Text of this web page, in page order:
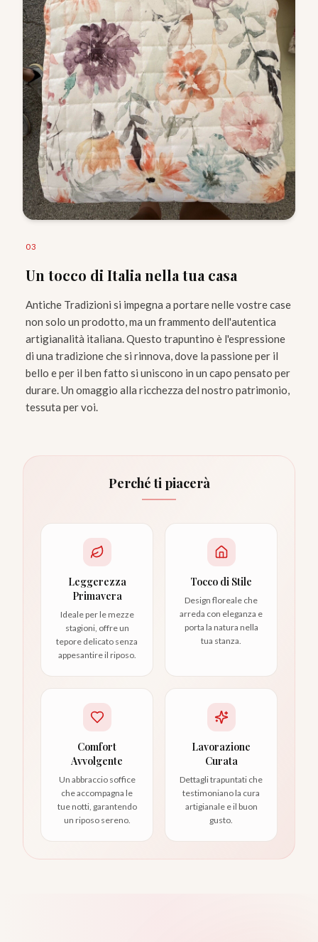
03
Un tocco di Italia nella tua casa
Antiche Tradizioni si impegna a portare nelle vostre case
non solo un prodotto, ma un frammento dell'autentica
artigianalità italiana. Questo trapuntino è l'espressione
di una tradizione che si rinnova, dove la passione per il
bello e per il ben fatto si uniscono in un capo pensato per
durare. Un omaggio alla ricchezza del nostro patrimonio,
tessuta per voi.
Perché ti piacerà
Leggerezza
Primavera
Ideale per le mezze
stagioni, offre un
tepore delicato senza
appesantire il riposo.
Tocco di Stile
Design floreale che
arreda con eleganza e
porta la natura nella
tua stanza.
Comfort
Avvolgente
Un abbraccio soffice
che accompagna le
tue notti, garantendo
un riposo sereno.
Lavorazione
Curata
Dettagli trapuntati che
testimoniano la cura
artigianale e il buon
gusto.